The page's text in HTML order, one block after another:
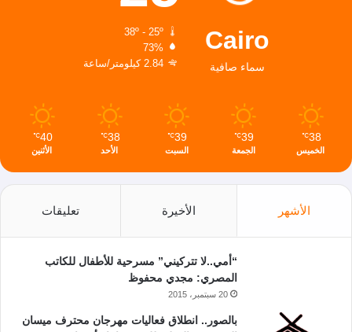
Cairo
سماء صافية
38º - 25º
73%
2.84 كيلومتر/ساعة
38
℃
الخميس
39
℃
الجمعة
39
℃
السبت
38
℃
الأحد
40
℃
الأثنين
الأشهر الأخيرة تعليقات
“أمي..لا تتركيني” مسرحية للأطفال للكاتب
المصري: مجدي محفوظ
20 سبتمبر، 2015
بالصور.. انطلاق فعاليات مهرجان محترف ميسان